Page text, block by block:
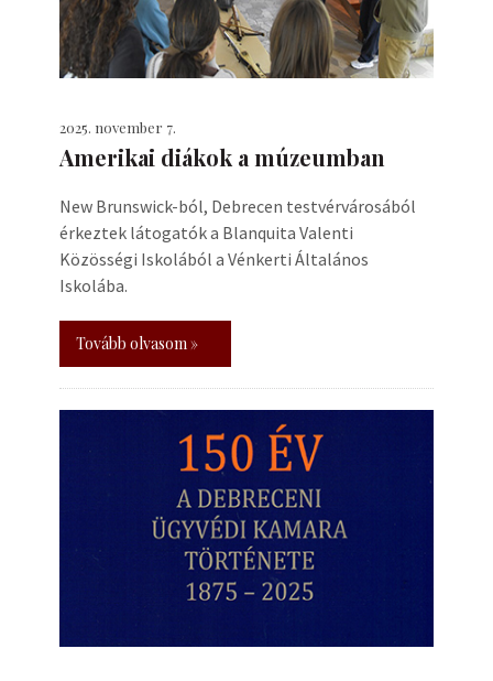
2025. november 7.
Amerikai diákok a múzeumban
New Brunswick-ból, Debrecen testvérvárosából
érkeztek látogatók a Blanquita Valenti
Közösségi Iskolából a Vénkerti Általános
Iskolába.
Tovább olvasom »